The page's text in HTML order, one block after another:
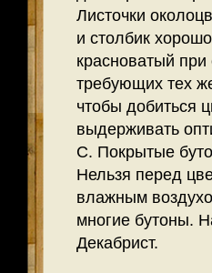
Листочки
и столбик
красноватый
требующих тех
чтобы добиться
выдерживать
С. Покрытые
Нельзя перед
влажным
многие бутоны.
Декабрист.